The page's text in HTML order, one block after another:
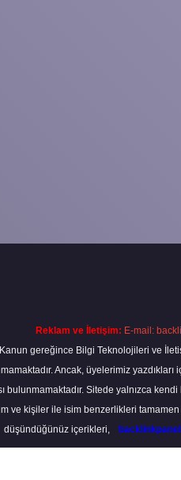
Reklam ve İletişim: E-mail:
gereğince Bilgi Teknolojileri ve
Ancak, üyelerimiz
bulunmamaktadır. Sitede yalnızca
ve kişiler ile isim benzerlikleri
düşündüğünüz içerikleri,